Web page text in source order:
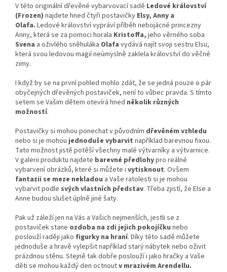
V této originální dřevěné vybarvovací sadě Ledové království
(Frozen) najdete hned čtyři postavičky Elsy, Anny a
Olafa. Ledové království vypráví příběh nebojácné princezny
Anny, která se za pomoci horala Kristoffa, jeho věrného soba
Svena a oživlého sněhuláka Olafa vydává najít svoji sestru Elsu,
která svou ledovou magií neúmyslně zaklela království do věčné
zimy.
I když by se na první pohled mohlo zdát, že se jedná pouze o pár
obyčejných dřevěných postaviček, není to vůbec pravda. S tímto
setem se Vašim dětem otevírá hned několik různých
možností.
Postavičky si mohou ponechat v původním dřevěném vzhledu
nebo si je mohou jednoduše vybarvit například barevnou fixou.
Tato možnost jistě potěší všechny malé výtvarníky a výtvarnice.
V galerii produktu najdete barevné předlohypro reálné
vybarvení obrázků, které si můžete i vytisknout. Ovšem
fantazii se meze nekladou a Vaše ratolesti si je mohou
vybarvit podle svých vlastních představ. Třeba zjistí, že Else a
Anne budou slušet úplně jiné šaty.
Pak už záleží jen na Vás a Vašich nejmenších, jestli se z
postaviček stane ozdoba na zdi jejich pokojíčku nebo
poslouží raději jako figurky na hraní. Díky této sadě můžete
jednoduše a hravě vylepšit například starý nábytek nebo oživit
prázdnou stěnu. Stejně tak dobře poslouží i jako hračky a Vaše
děti se mohou každý den octnoutv mrazivém Arendellu.